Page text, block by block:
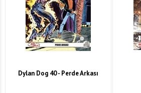
Dylan Dog 40 - Perde Arkası